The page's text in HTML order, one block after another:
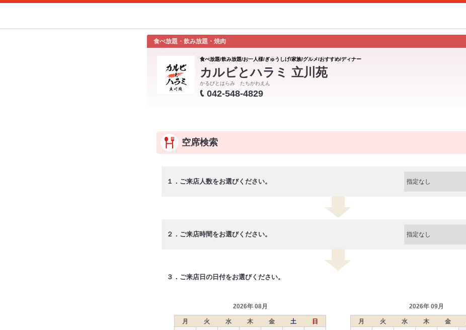
食べ放題・飲み放題・焼肉
食べ放題/飲み放題/お一人様/ぎゅうしげ/家族/グルメ/おすすめ/ディナー
カルビとハラミ 立川苑
かるびとはらみ たちかわえん
042-548-4829
空席検索
１．ご来店人数をお選びください。
２．ご来店時間をお選びください。
３．ご来店日の日付をお選びください。
2026年 08月
月 火 水 木 金 土
日
2026年 09月
月 火 水 木 金